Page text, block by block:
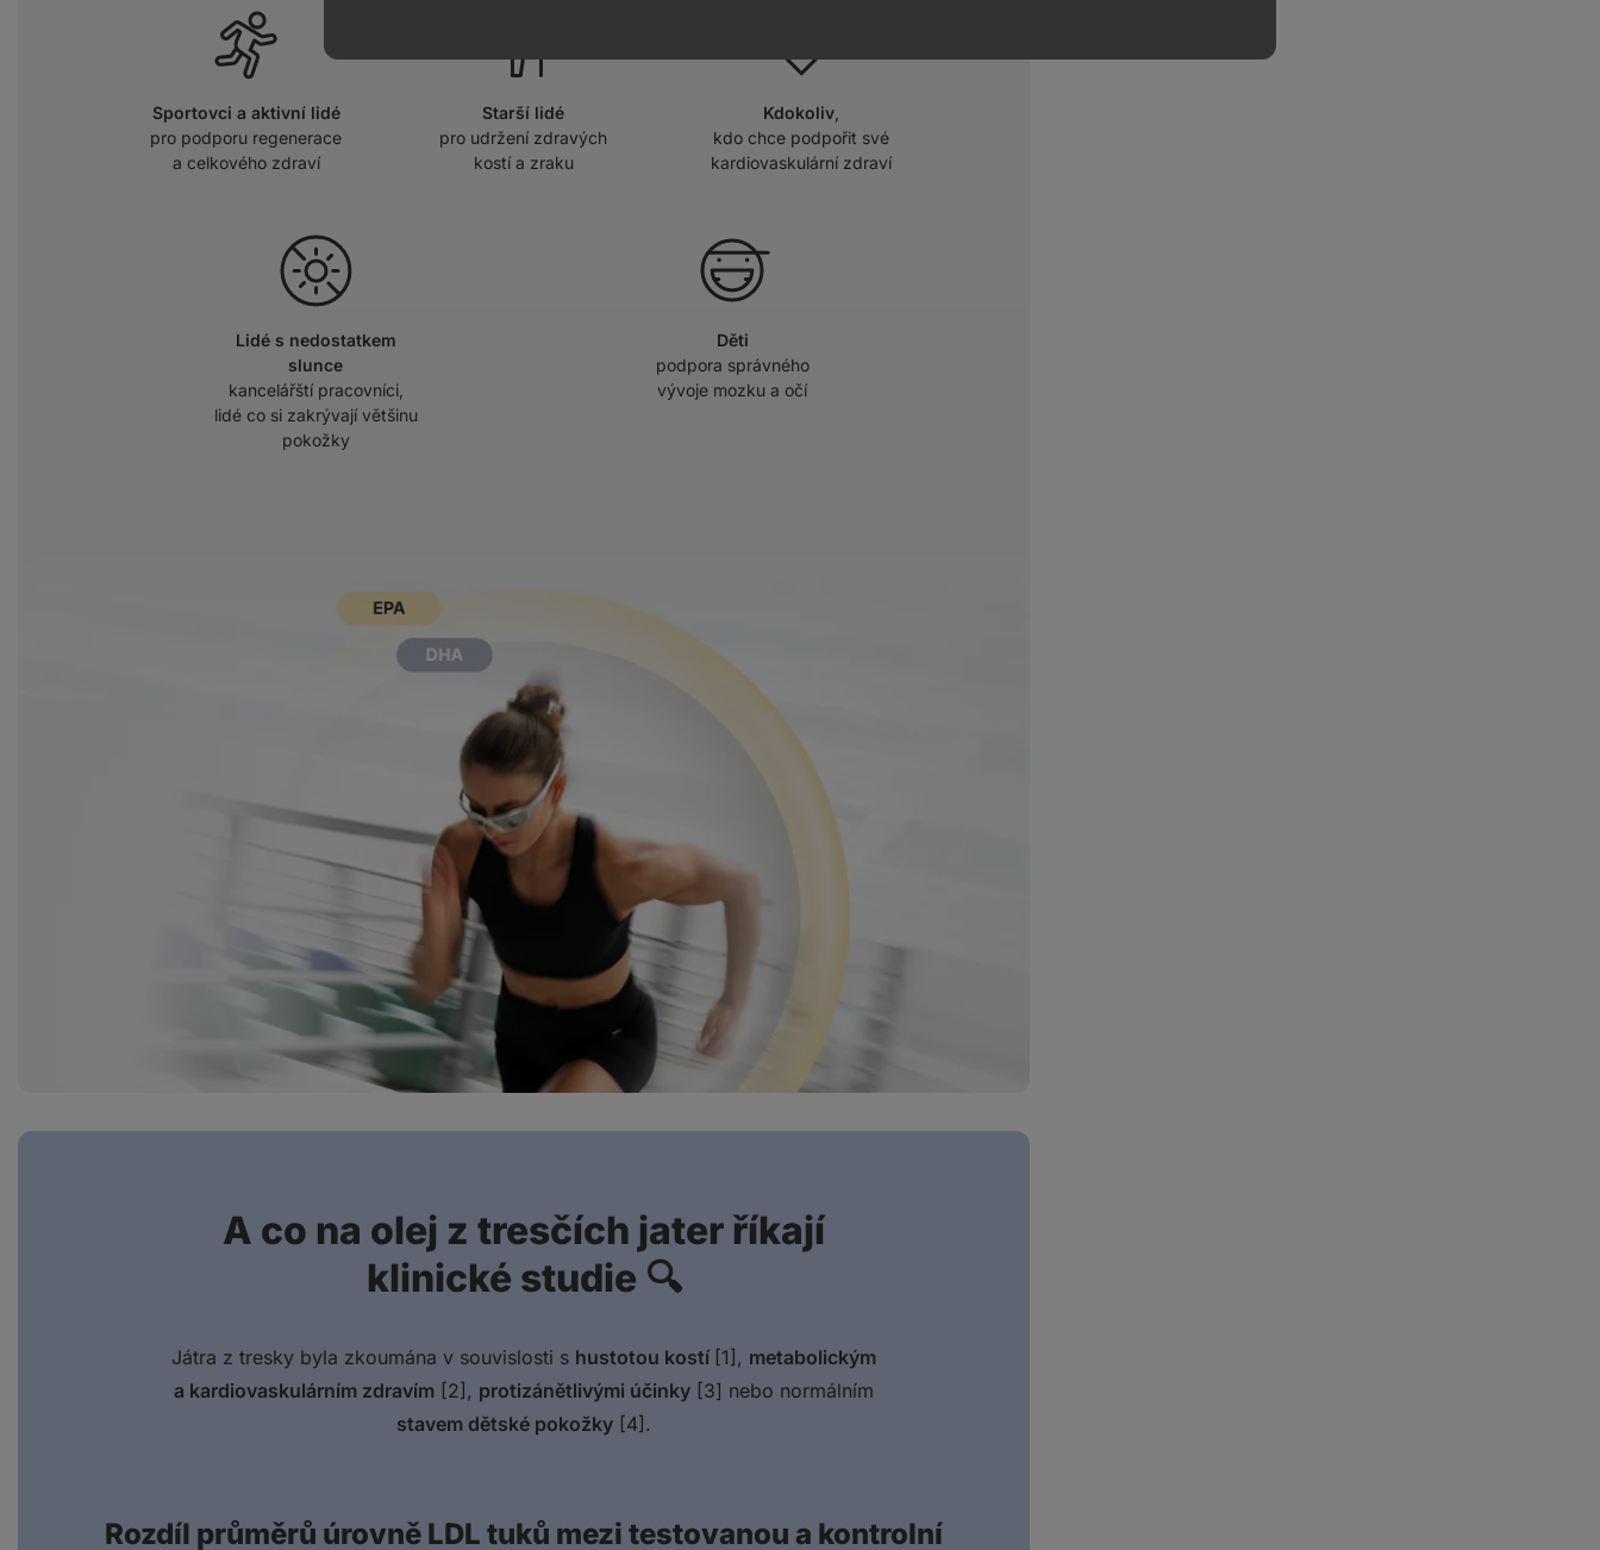
Sportovci a aktivní lidé
pro podporu regenerace
a celkového zdraví
Starší lidé
pro udržení zdravých
kostí a zraku
Kdokoliv
kdo chce podpořit své
kardiovaskulární zdraví
Lidé s nedostatkem
slunce
kancelářští pracovníci,
lidé co si zakrývají většinu
pokožky
Děti
podpora správného
vývoje mozku a očí
A co na olej z tresčích jater říkají
klinické studie 🔍
Játra z tresky byla zkoumána v souvislosti s hustotou kostí [1], metabolickým
a kardiovaskulárním zdravím [2], protizánětlivými účinky [3] nebo normálním
stavem dětské pokožky [4].
Rozdíl průměrů úrovně LDL tuků mezi testovanou a kontrolní